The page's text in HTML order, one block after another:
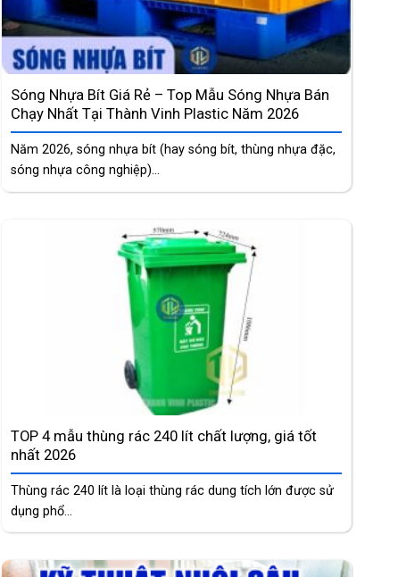
Sóng Nhựa Bít Giá Rẻ – Top Mẫu Sóng Nhựa Bán
Chạy Nhất Tại Thành Vinh Plastic Năm 2026
Năm 2026, sóng nhựa bít (hay sóng bít, thùng nhựa đặc,
sóng nhựa công nghiệp)...
TOP 4 mẫu thùng rác 240 lít chất lượng, giá tốt
nhất 2026
Thùng rác 240 lít là loại thùng rác dung tích lớn được sử
dụng phổ...